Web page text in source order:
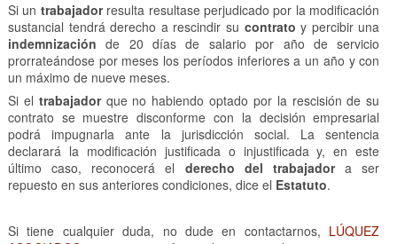
Si un trabajadorresulta resultase perjudicado por la modificación
sustancial tendrá derecho a rescindir su contrato y percibir una
indemnización de 20 días de salario por año de servicio
prorrateándose por meses los períodos inferiores a un año y con
un máximo de nueve meses.
Si el trabajadorque no habiendo optado por la rescisión de su
contrato se muestre disconforme con la decisión empresarial
podrá impugnarla ante la jurisdicción social. La sentencia
declarará la modificación justificada o injustificada y, en este
último caso, reconocerá el derecho del trabajadora ser
repuesto en sus anteriores condiciones, dice el Estatuto.
Si tiene cualquier duda, no dude en contactarnos, LÚQUEZ